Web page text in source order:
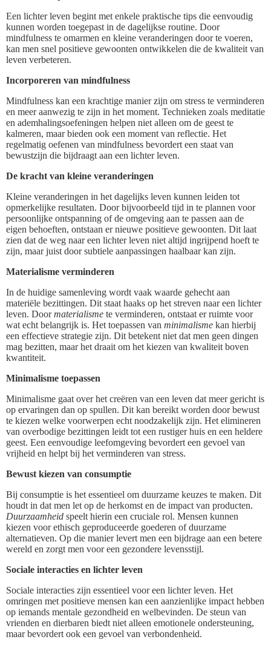
Een lichter leven begint met enkele praktische tips die eenvoudig
kunnen worden toegepast in de dagelijkse routine. Door
mindfulness te omarmen en kleine veranderingen door te voeren,
kan men snel positieve gewoonten ontwikkelen die de kwaliteit van
leven verbeteren.
Incorporeren van mindfulness
Mindfulness kan een krachtige manier zijn om stress te verminderen
en meer aanwezig te zijn in het moment. Technieken zoals meditatie
en ademhalingsoefeningen helpen niet alleen om de geest te
kalmeren, maar bieden ook een moment van reflectie. Het
regelmatig oefenen van mindfulness bevordert een staat van
bewustzijn die bijdraagt aan een lichter leven.
De kracht van kleine veranderingen
Kleine veranderingen in het dagelijks leven kunnen leiden tot
opmerkelijke resultaten. Door bijvoorbeeld tijd in te plannen voor
persoonlijke ontspanning of de omgeving aan te passen aan de
eigen behoeften, ontstaan er nieuwe positieve gewoonten. Dit laat
zien dat de weg naar een lichter leven niet altijd ingrijpend hoeft te
zijn, maar juist door subtiele aanpassingen haalbaar kan zijn.
Materialisme verminderen
In de huidige samenleving wordt vaak waarde gehecht aan
materiële bezittingen. Dit staat haaks op het streven naar een lichter
leven. Doormaterialisme te verminderen, ontstaat er ruimte voor
wat echt belangrijk is. Het toepassen van minimalisme kan hierbij
een effectieve strategie zijn. Dit betekent niet dat men geen dingen
mag bezitten, maar het draait om het kiezen van kwaliteit boven
kwantiteit.
Minimalisme toepassen
Minimalisme gaat over het creëren van een leven dat meer gericht is
op ervaringen dan op spullen. Dit kan bereikt worden door bewust
te kiezen welke voorwerpen echt noodzakelijk zijn. Het elimineren
van overbodige bezittingen leidt tot een rustiger huis en een heldere
geest. Een eenvoudige leefomgeving bevordert een gevoel van
vrijheid en helpt bij het verminderen van stress.
Bewust kiezen van consumptie
Bij consumptie is het essentieel om duurzame keuzes te maken. Dit
houdt in dat men let op de herkomst en de impact van producten.
Duurzaamheid speelt hierin een cruciale rol. Mensen kunnen
kiezen voor ethisch geproduceerde goederen of duurzame
alternatieven. Op die manier levert men een bijdrage aan een betere
wereld en zorgt men voor een gezondere levensstijl.
Sociale interacties en lichter leven
Sociale interacties zijn essentieel voor een lichter leven. Het
omringen met positieve mensen kan een aanzienlijke impact hebben
op iemands mentale gezondheid en welbevinden. De steun van
vrienden en dierbaren biedt niet alleen emotionele ondersteuning,
maar bevordert ook een gevoel van verbondenheid.